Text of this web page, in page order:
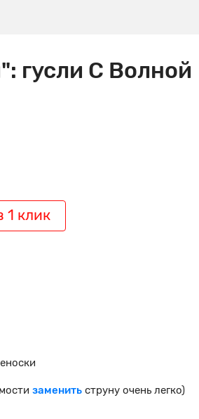
гусли С Волной
1 клик
заменитьструну очень легко)